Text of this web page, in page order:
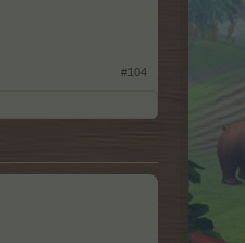
#104